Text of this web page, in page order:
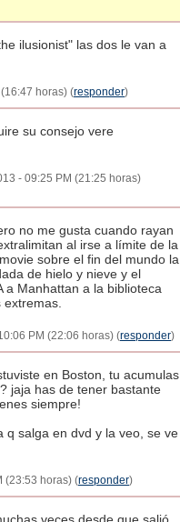
ilusionist" las dos le van a
horas) (responder)
su consejo vere
- 09:25 PM (21:25 horas)
no me gusta cuando rayan
al irse a límite de la
sobre el fin del mundo la
de hielo y nieve y el
a Manhattan a la biblioteca
PM (22:06 horas) (responder)
en Boston, tu acumulas
jaja has de tener bastante
siempre!
q salga en dvd y la veo, se ve
(23:53 horas) (responder)